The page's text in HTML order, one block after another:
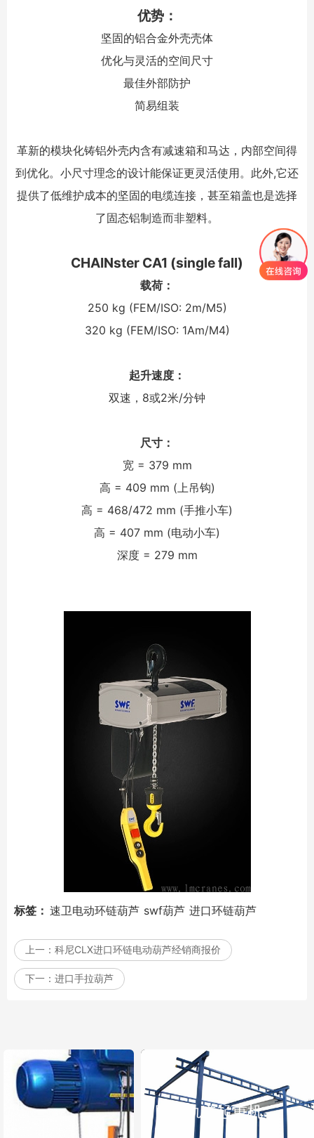
优势：
坚固的铝合金外壳壳体
优化与灵活的空间尺寸
最佳外部防护
简易组装
革新的模块化铸铝外壳内含有减速箱和马达，内部空间得
到优化。小尺寸理念的设计能保证更灵活使用。此外,它还
提供了低维护成本的坚固的电缆连接，甚至箱盖也是选择
了固态铝制造而非塑料。
CHAINster CA1 (single fall)
载荷：
250 kg (FEM/ISO: 2m/M5)
320 kg (FEM/ISO: 1Am/M4)
起升速度：
双速，8或2米/分钟
尺寸：
宽 = 379 mm
高 = 409 mm (上吊钩)
高 = 468/472 mm (手推小车)
高 = 407 mm (电动小车)
深度 = 279 mm
标签： 速卫电动环链葫芦 swf葫芦 进口环链葫芦
上一： 科尼CLX进口环链电动葫芦经销商报价
下一： 进口手拉葫芦
刚性轨道起重机